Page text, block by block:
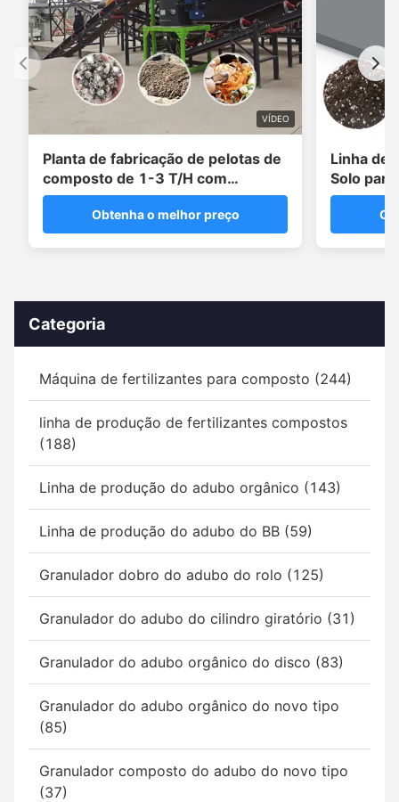
VÍDEO
Planta de fabricação de pelotas de
composto de 1-3 T/H com
granulador de disco
Obtenha o melhor preço
Linha de
Solo
para
Categoria
Máquina de fertilizantes para composto (244)
linha de produção de fertilizantes compostos
(188)
Linha de produção do adubo orgânico (143)
Linha de produção do adubo do BB (59)
Granulador dobro do adubo do rolo (125)
Granulador do adubo do cilindro giratório (31)
Granulador do adubo orgânico do disco (83)
Granulador do adubo orgânico do novo tipo
(85)
Granulador composto do adubo do novo tipo
(37)